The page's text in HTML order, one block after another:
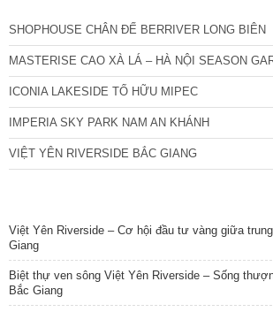
SHOPHOUSE CHÂN ĐẾ BERRIVER LONG BIÊN
MASTERISE CAO XÀ LÁ – HÀ NỘI SEASON
ICONIA LAKESIDE TỐ HỮU MIPEC
IMPERIA SKY PARK NAM AN KHÁNH
VIỆT YÊN RIVERSIDE BẮC GIANG
Việt Yên Riverside – Cơ hội đầu tư vàng giữa
Giang
Biệt thự ven sông Việt Yên Riverside – Sống
Bắc Giang